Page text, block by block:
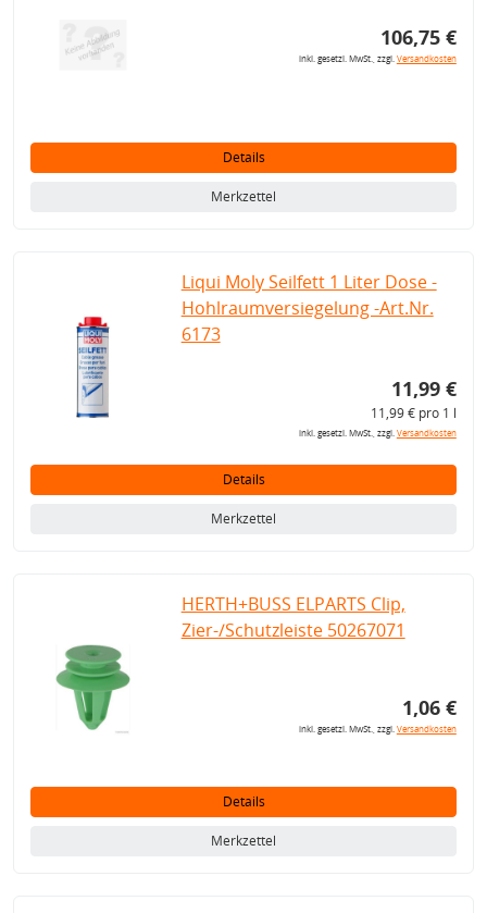
106,75 €
inkl. gesetzl. MwSt., zzgl.Versandkosten
Details
Merkzettel
Liqui Moly Seilfett 1 Liter Dose -
Hohlraumversiegelung -Art.Nr.
6173
11,99 €
11,99 € pro 1 l
inkl. gesetzl. MwSt., zzgl.Versandkosten
Details
Merkzettel
HERTH+BUSS ELPARTS Clip,
Zier-/Schutzleiste 50267071
1,06 €
inkl. gesetzl. MwSt., zzgl.Versandkosten
Details
Merkzettel